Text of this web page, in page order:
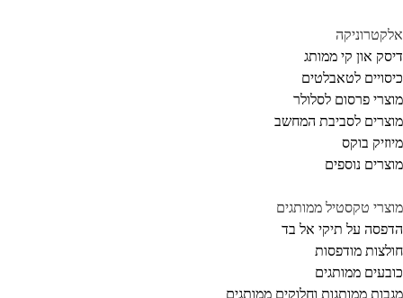
און קי ממותג
לטאבלטים
פרסום לסלולר
לסביבת המחשב
בוקס
נוספים
טקסטיל ממותגים
על תיקי אל בד
מודפסות
ממותגים
ממותגות וחלוקים ממותגים